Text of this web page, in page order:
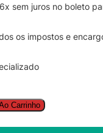
sem juros no boleto
os impostos e
Carrinho